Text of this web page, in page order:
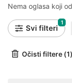
Nema oglasa koji
Svi filteri
1
Očisti filtere (1)